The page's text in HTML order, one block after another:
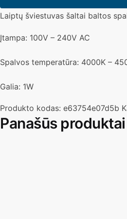
šviestuvas
juodos
šaltai
balta
Laiptų šviestuvas šaltai baltos
Įtampa: 100V – 240V AC
Spalvos temperatūra: 4000K –
Galia: 1W
Produkto kodas: e63754e07d5b
Panašūs produktai